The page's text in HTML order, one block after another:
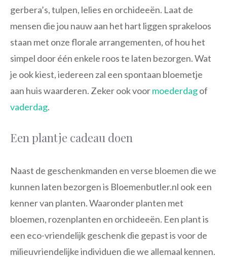
gerbera’s, tulpen, lelies en orchideeën. Laat de
mensen die jou nauw aan het hart liggen sprakeloos
staan met onze florale arrangementen, of hou het
simpel door één enkele roos te laten bezorgen. Wat
je ook kiest, iedereen zal een spontaan bloemetje
aan huis waarderen. Zeker ook voormoederdagof
vaderdag.
Een plantje cadeau doen
Naast de geschenkmanden en verse bloemen die we
kunnen laten bezorgen is Bloemenbutler.nl ook een
kenner van planten. Waaronder planten met
bloemen, rozenplanten en orchideeën. Een plant is
een eco-vriendelijk geschenk die gepast is voor de
milieuvriendelijke individuen die we allemaal kennen.